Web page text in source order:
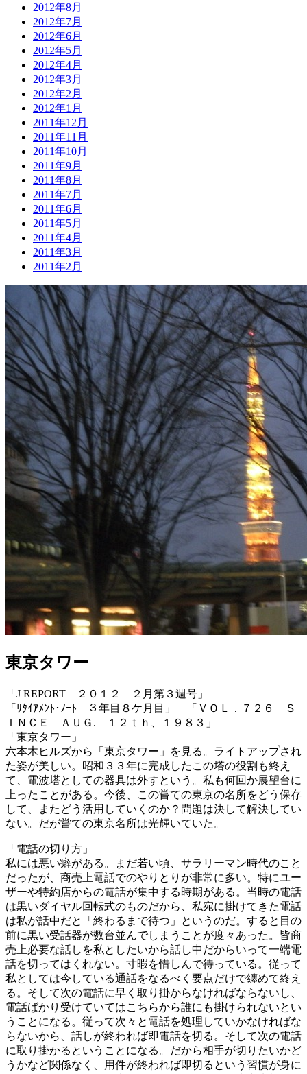
2012年8月
2012年7月
2012年6月
2012年5月
2012年4月
2012年3月
2012年2月
2012年1月
2011年12月
2011年11月
2011年10月
2011年9月
2011年8月
2011年7月
2011年6月
2011年5月
2011年4月
2011年3月
2011年2月
東京タワー
「J REPORT ２０１２ ２月第３週号」
「ﾘﾀｲｱﾒﾝﾄ･ﾉｰﾄ ３年目８ケ月目」 「ＶＯＬ．７２６ Ｓ
ＩＮＣＥ ＡＵＧ. １２ｔｈ、１９８３」
「東京タワー」
六本木ヒルズから「東京タワー」を見る。ライトアップされ
た姿が美しい。昭和３３年に完成したこの塔の役割も終え
て、電波塔としての器具は外すという。私も何回か展望台に
上ったことがある。今後、この嘗ての東京の名所をどう保存
して、またどう活用していくのか？問題は決して解決してい
ない。だが嘗ての東京名所は光輝いていた。
「電話の切り方」
私には悪い癖がある。まだ若い頃、サラリーマン時代のこと
だったが、商売上電話でのやりとりが非常に多い。特にユー
ザーや特約店からの電話が集中する時期がある。当時の電話
は黒いダイヤル回転式のものだから、私宛に掛けてきた電話
は私が話中だと「終わるまで待つ」というのだ。すると目の
前に黒い受話器が数台並んでしまうことが度々あった。皆商
売上必要な話しを私としたいから話し中だからいって一端電
話を切ってはくれない。寸暇を惜しんで待っている。従って
私としては今している通話をなるべく要点だけで纏めて終え
る。そして次の電話に早く取り掛からなければならないし、
電話ばかり受けていてはこちらから誰にも掛けられないとい
うことになる。従って次々と電話を処理していかなければな
らないから、話しが終われば即電話を切る。そして次の電話
に取り掛かるということになる。だから相手が切りたいかど
うかなど関係なく、用件が終われば即切るという習慣が身に